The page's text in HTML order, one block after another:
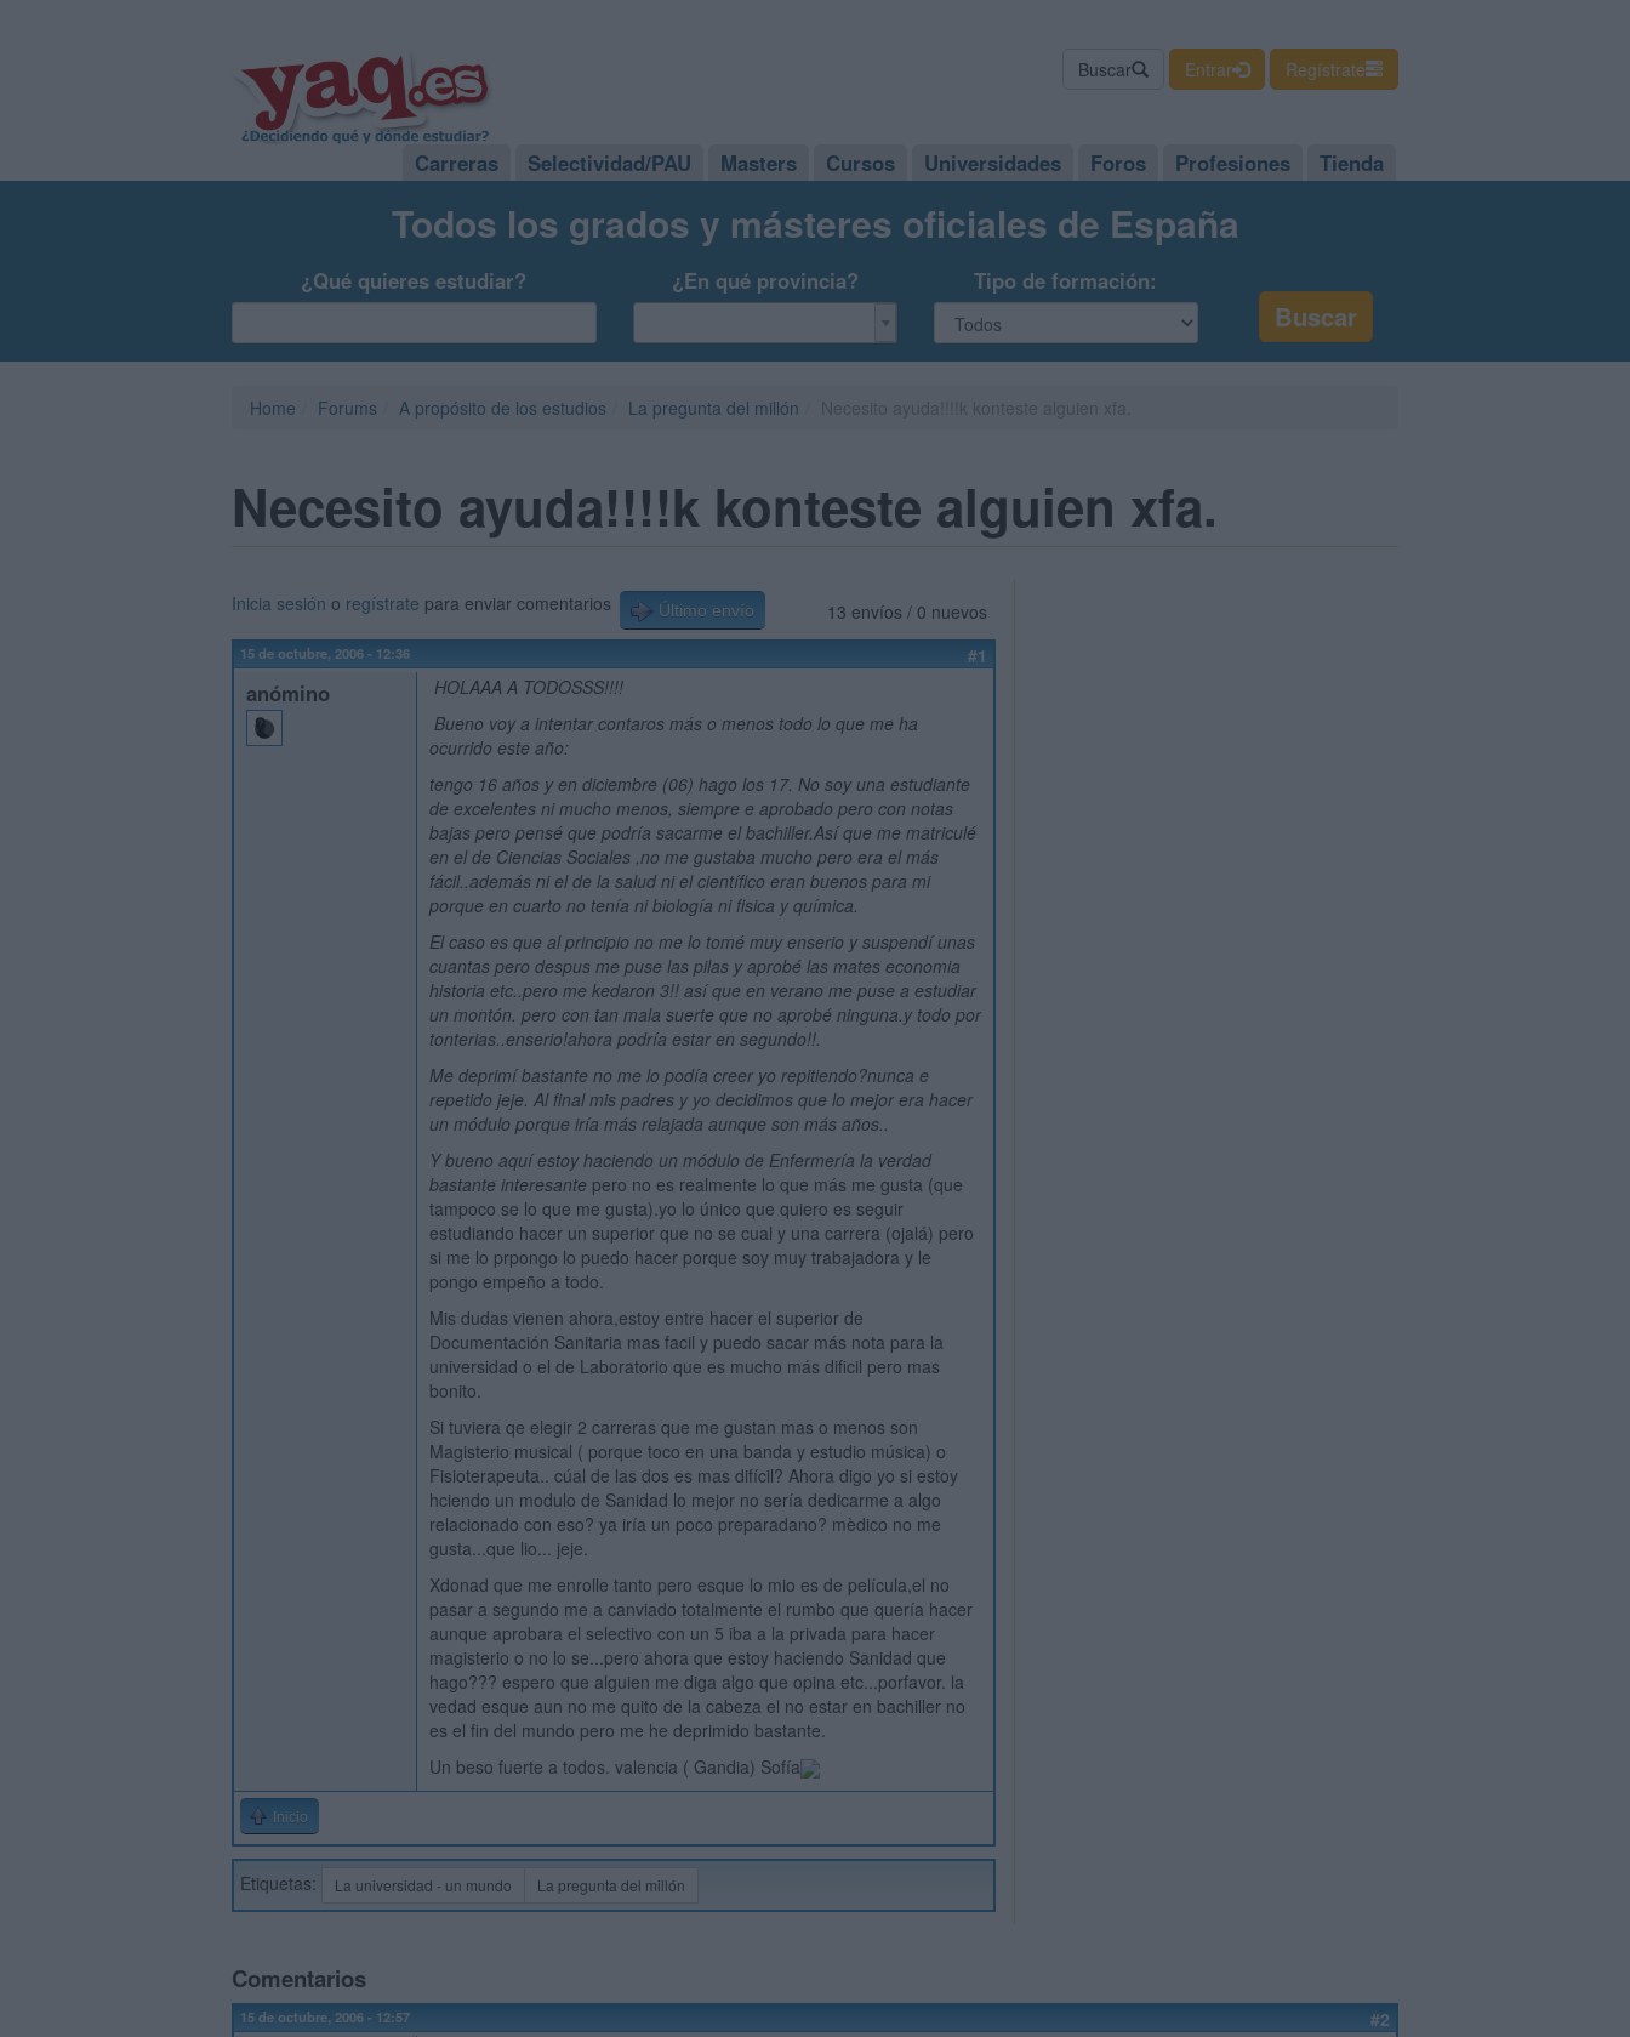
Buscar Entrar Regístrate
Carreras Selectividad/PAU Masters Cursos Universidades Foros Profesiones Tienda
Todos los grados y másteres oficiales de España
¿Qué quieres estudiar? ¿En qué provincia? Tipo de formación:
Home Forums A propósito de los estudios La pregunta del millón
Necesito ayuda!!!!k konteste alguien xfa.
13 envíos / 0 nuevos
Inicia sesión o regístrate para enviar comentarios Último envío
15 de octubre, 2006 - 12:36 #1
anómino
HOLAAA A TODOSSS!!!!
Bueno voy a intentar contaros más o menos todo lo que me ha
ocurrido este año:
tengo 16 años y en diciembre (06) hago los 17. No soy una estudiante
de excelentes ni mucho menos, siempre e aprobado pero con notas
bajas pero pensé que podría sacarme el bachiller.Así que me matriculé
en el de Ciencias Sociales ,no me gustaba mucho pero era el más
fácil..además ni el de la salud ni el científico eran buenos para mi
porque en cuarto no tenía ni biología ni fisica y química.
El caso es que al principio no me lo tomé muy enserio y suspendí unas
cuantas pero despus me puse las pilas y aprobé las mates economia
historia etc..pero me kedaron 3!! así que en verano me puse a estudiar
un montón. pero con tan mala suerte que no aprobé ninguna.y todo por
tonterias..enserio!ahora podría estar en segundo!!.
Me deprimí bastante no me lo podía creer yo repitiendo?nunca e
repetido jeje. Al final mis padres y yo decidimos que lo mejor era hacer
un módulo porque iría más relajada aunque son más años..
Y bueno aquí estoy haciendo un módulo de Enfermería la verdad
bastante interesante pero no es realmente lo que más me gusta (que
tampoco se lo que me gusta).yo lo único que quiero es seguir
estudiando hacer un superior que no se cual y una carrera (ojalá) pero
si me lo prpongo lo puedo hacer porque soy muy trabajadora y le
pongo empeño a todo.
Mis dudas vienen ahora,estoy entre hacer el superior de
Documentación Sanitaria mas facil y puedo sacar más nota para la
universidad o el de Laboratorio que es mucho más dificil pero mas
bonito.
Si tuviera qe elegir 2 carreras que me gustan mas o menos son
Magisterio musical ( porque toco en una banda y estudio música) o
Fisioterapeuta.. cúal de las dos es mas difícil? Ahora digo yo si estoy
hciendo un modulo de Sanidad lo mejor no sería dedicarme a algo
relacionado con eso? ya iría un poco preparadano? mèdico no me
gusta...que lio... jeje.
Xdonad que me enrolle tanto pero esque lo mio es de película,el no
pasar a segundo me a canviado totalmente el rumbo que quería hacer
aunque aprobara el selectivo con un 5 iba a la privada para hacer
magisterio o no lo se...pero ahora que estoy haciendo Sanidad que
hago??? espero que alguien me diga algo que opina etc...porfavor. la
vedad esque aun no me quito de la cabeza el no estar en bachiller no
es el fin del mundo pero me he deprimido bastante.
Un beso fuerte a todos. valencia ( Gandia) Sofía
Inicio
Etiquetas: La universidad - un mundo La pregunta del millón
Comentarios
15 de octubre, 2006 - 12:57 #2